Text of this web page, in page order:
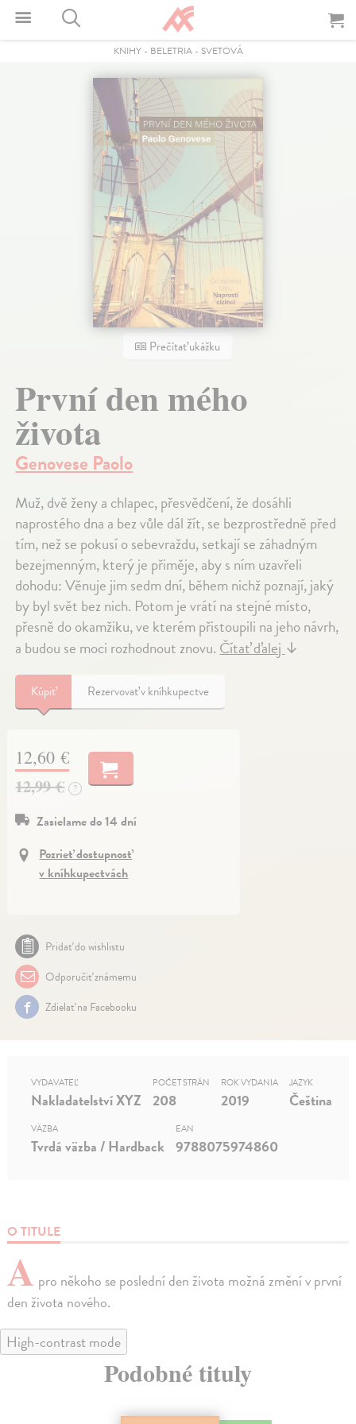
KNIHY- BELETRIA- SVETOVÁ
Prečítať ukážku
První den mého
života
Genovese Paolo
Muž, dvě ženy a chlapec, přesvědčení, že dosáhli
naprostého dna a bez vůle dál žít, se bezprostředně před
tím, než se pokusí o sebevraždu, setkají se záhadným
bezejmenným, který je přiměje, aby s ním uzavřeli
dohodu: Věnuje jim sedm dní, během nichž poznají, jaký
by byl svět bez nich. Potom je vrátí na stejné místo,
přesně do okamžiku, ve kterém přistoupili na jeho návrh,
a budou se moci rozhodnout znovu. Čítať ďalej ↓
Kúpiť Rezervovať v kníhkupectve
12,60 €
12,99 € ?
Zasielame do 14 dní
Pozrieť dostupnosť
v kníhkupectvách
Pridať do wishlistu
Odporučiť známemu
Zdielať na Facebooku
O TITULE
A pro někoho se poslední den života možná změní v první
den života nového.
VYDAVATEĽ
Nakladatelství XYZ
POČET STRÁN
208
ROK VYDANIA
2019
JAZYK
Čeština
VÄZBA
Tvrdá väzba / Hardback
EAN
9788075974860
High-contrast mode
Podobné tituly